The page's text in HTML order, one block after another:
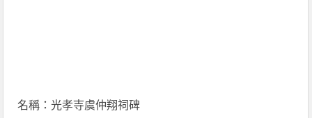
名稱：光孝寺虞仲翔祠碑